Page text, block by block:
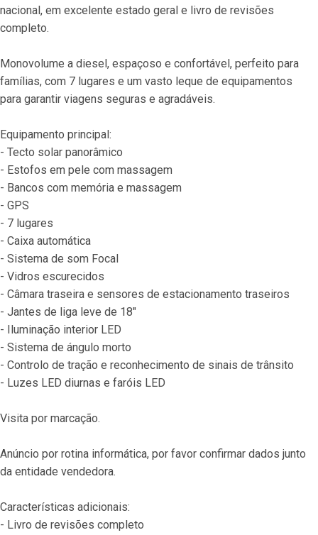
nacional, em excelente estado geral e livro de revisões
completo.
Monovolume a diesel, espaçoso e confortável, perfeito para
famílias, com 7 lugares e um vasto leque de equipamentos
para garantir viagens seguras e agradáveis.
Equipamento principal:
- Tecto solar panorâmico
- Estofos em pele com massagem
- Bancos com memória e massagem
- GPS
- 7 lugares
- Caixa automática
- Sistema de som Focal
- Vidros escurecidos
- Câmara traseira e sensores de estacionamento traseiros
- Jantes de liga leve de 18"
- Iluminação interior LED
- Sistema de ángulo morto
- Controlo de tração e reconhecimento de sinais de trânsito
- Luzes LED diurnas e faróis LED
Visita por marcação.
Anúncio por rotina informática, por favor confirmar dados junto
da entidade vendedora.
Características adicionais:
- Livro de revisões completo